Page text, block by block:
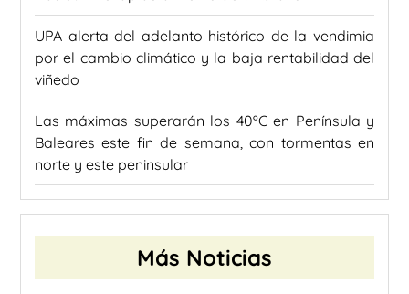
UPA alerta del adelanto histórico de la vendimia
por el cambio climático y la baja rentabilidad del
viñedo
Las máximas superarán los 40ºC en Península y
Baleares este fin de semana, con tormentas en
norte y este peninsular
Más Noticias